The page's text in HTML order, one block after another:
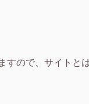
すので、サイトと